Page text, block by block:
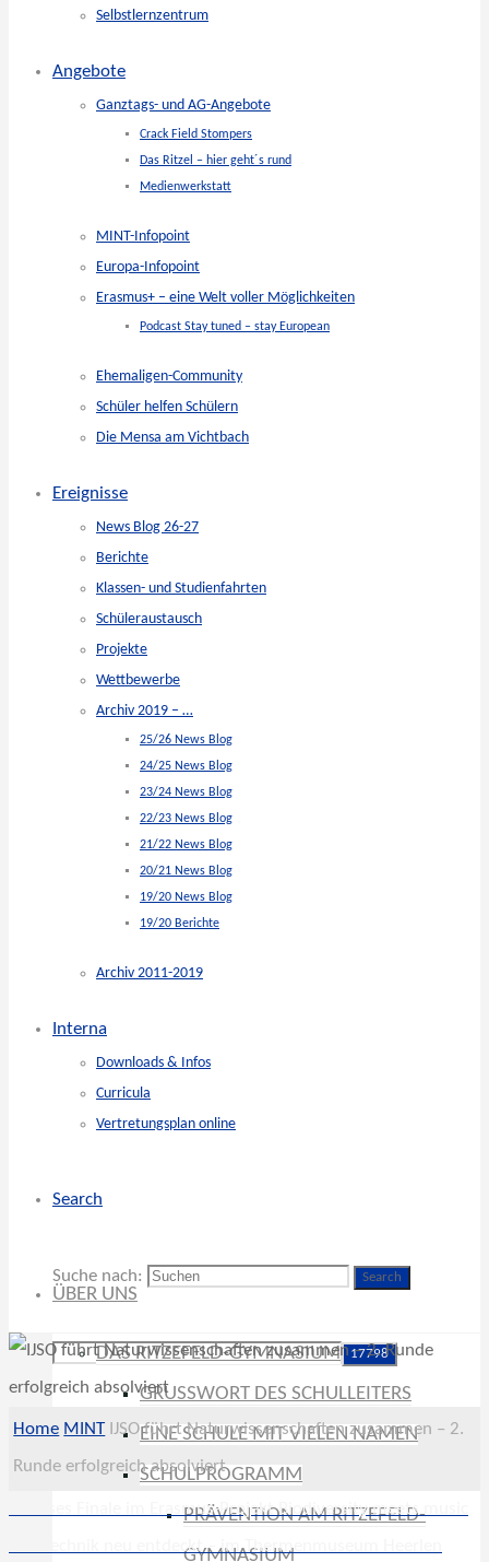
Selbstlernzentrum
Angebote
Ganztags- und AG-Angebote
Crack Field Stompers
Das Ritzel – hier geht´s rund
Medienwerkstatt
MINT-Infopoint
Europa-Infopoint
Erasmus+ – eine Welt voller Möglichkeiten
Podcast Stay tuned – stay European
Ehemaligen-Community
Schüler helfen Schülern
Die Mensa am Vichtbach
Ereignisse
News Blog 26-27
Berichte
Klassen- und Studienfahrten
Schüleraustausch
Projekte
Wettbewerbe
Archiv 2019 – …
25/26 News Blog
24/25 News Blog
23/24 News Blog
22/23 News Blog
21/22 News Blog
20/21 News Blog
19/20 News Blog
19/20 Berichte
Archiv 2011-2019
Interna
Downloads & Infos
Curricula
Vertretungsplan online
Search
Suche nach: Search
ÜBER UNS
DAS RITZEFELD-GYMNASIUM
GRUSSWORT DES SCHULLEITERS
EINE SCHULE MIT VIELEN NAMEN
SCHULPROGRAMM
PRÄVENTION AM RITZEFELD-
GYMNASIUM
Home MINT IJSO führt Naturwissenschaften zusammen – 2.
Runde erfolgreich absolviert
Furioses Finale im Erasmus-Projekt Biodiversity meets music
Alte Technik neu entdeckt – im Thermenmuseum Heerlen